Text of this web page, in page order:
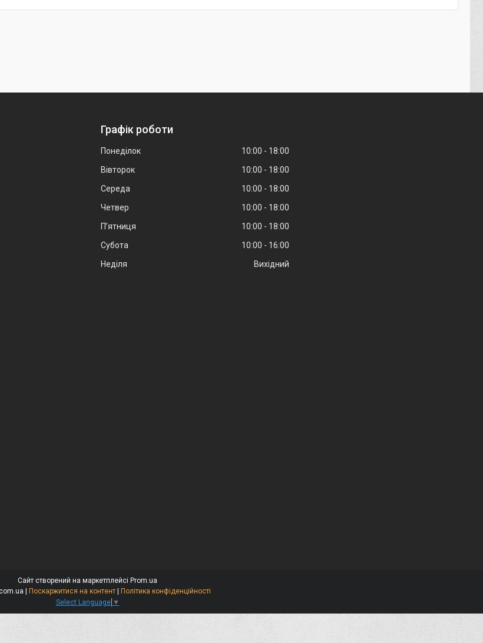
Графік роботи
Понеділок 10:00
18:00
Вівторок
10:00
18:00
Середа
10:00
18:00
Четвер
10:00
18:00
Пʼятниця
10:00
18:00
Субота
10:00
16:00
Неділя
Вихідний
Сайт створений на маркетплейсі Prom.ua
Поскаржитися на контент
Політика конфіденційності
Select Language ▼